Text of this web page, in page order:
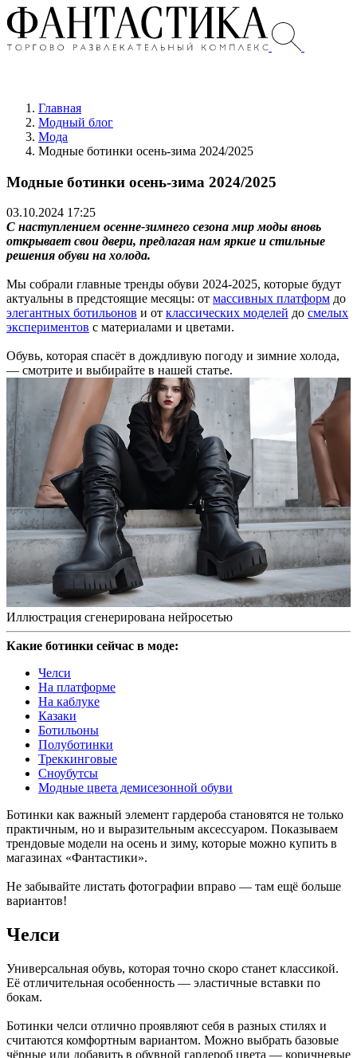
Главная
Модный блог
Мода
Модные ботинки осень-зима 2024/2025
Модные ботинки осень-зима 2024/2025
03.10.2024 17:25
С наступлением осенне-зимнего сезона мир моды вновь
открывает свои двери, предлагая нам яркие и стильные
решения обуви на холода.
Мы собрали главные тренды обуви 2024-2025, которые будут
актуальны в предстоящие месяцы: от массивных платформ до
элегантных ботильонов и от классических моделей до смелых
экспериментов с материалами и цветами.
Обувь, которая спасёт в дождливую погоду и зимние холода,
— смотрите и выбирайте в нашей статье.
Иллюстрация сгенерирована нейросетью
Какие ботинки сейчас в моде:
Челси
На платформе
На каблуке
Казаки
Ботильоны
Полуботинки
Треккинговые
Сноубутсы
Модные цвета демисезонной обуви
Ботинки как важный элемент гардероба становятся не только
практичным, но и выразительным аксессуаром. Показываем
трендовые модели на осень и зиму, которые можно купить в
магазинах «Фантастики».
Не забывайте листать фотографии вправо — там ещё больше
вариантов!
Челси
Универсальная обувь, которая точно скоро станет классикой.
Её отличительная особенность — эластичные вставки по
бокам.
Ботинки челси отлично проявляют себя в разных стилях и
считаются комфортным вариантом. Можно выбрать базовые
чёрные или добавить в обувной гардероб цвета — коричневые